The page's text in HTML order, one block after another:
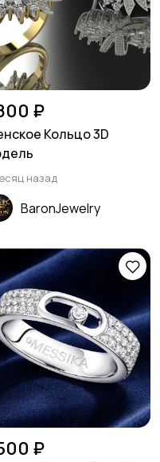
₽
Кольцо 3D
назад
BaronJewelry
₽